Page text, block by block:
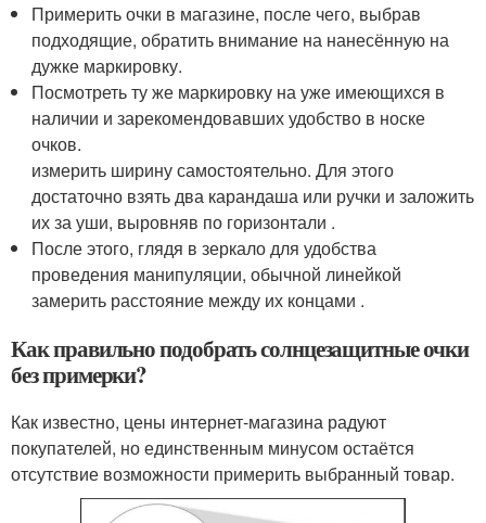
Примерить очки в магазине, после чего, выбрав
подходящие, обратить внимание на нанесённую на
дужке маркировку.
Посмотреть ту же маркировку на уже имеющихся в
наличии и зарекомендовавших удобство в носке
очков.
измерить ширину самостоятельно. Для этого
достаточно взять два карандаша или ручки и заложить
их за уши, выровняв по горизонтали .
После этого, глядя в зеркало для удобства
проведения манипуляции, обычной линейкой
замерить расстояние между их концами .
Как правильно подобрать солнцезащитные очки
без примерки?
Как известно, цены интернет-магазина радуют
покупателей, но единственным минусом остаётся
отсутствие возможности примерить выбранный товар.